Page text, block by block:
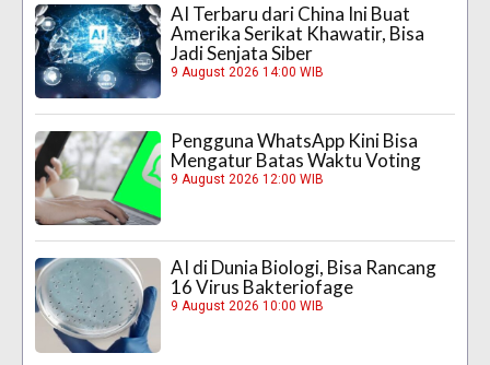
AI Terbaru dari China Ini Buat
Amerika Serikat Khawatir, Bisa
Jadi Senjata Siber
9 August 2026 14:00 WIB
Pengguna WhatsApp Kini Bisa
Mengatur Batas Waktu Voting
9 August 2026 12:00 WIB
AI di Dunia Biologi, Bisa Rancang
16 Virus Bakteriofage
9 August 2026 10:00 WIB